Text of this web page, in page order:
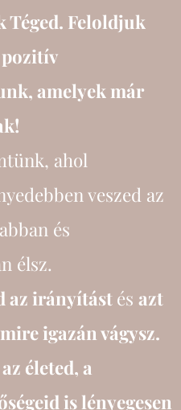
Feloldjuk
amelyek már
ahol
veszed az
és
élsz.
az irányítást és azt
igazán vágysz.
életed, a
is lényegesen